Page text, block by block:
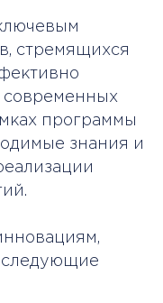
стремящихся
современных
программы
знания и
+